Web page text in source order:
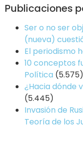
Publicaciones
Ser o no ser
(nueva)
El periodismo
10 conceptos
Política (5.575)
¿Hacia dónde
(5.445)
Invasión de
Teoría de los